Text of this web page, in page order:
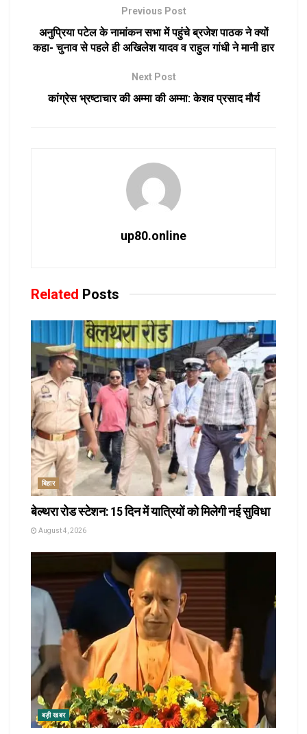
Previous Post
अनुप्रिया पटेल के नामांकन सभा में पहुंचे ब्रजेश पाठक ने क्यों
कहा- चुनाव से पहले ही अखिलेश यादव व राहुल गांधी ने मानी हार
Next Post
कांग्रेस भ्रष्टाचार की अम्मा की अम्मा: केशव प्रसाद मौर्य
up80.online
Related Posts
बिहार
बेल्थरा रोड स्टेशन: 15 दिन में यात्रियों को मिलेगी नई सुविधा
August 4, 2026
बड़ी खबर